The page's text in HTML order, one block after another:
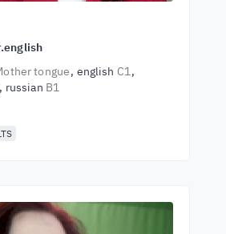
tongue english C1
russian B1